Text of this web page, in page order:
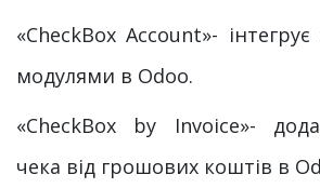
«CheckBox Account»-
модулями в Odoo.
«CheckBox by Invoice»-
чека від грошових коштів в